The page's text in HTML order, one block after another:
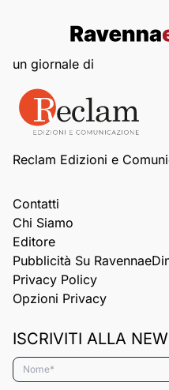
un giornale di
Reclam Edizioni e
Contatti
Chi Siamo
Editore
Pubblicità Su
Privacy Policy
Opzioni Privacy
ISCRIVITI ALLA
Nome*